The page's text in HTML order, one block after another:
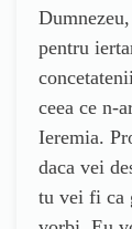
pentru
ceea ce n-
Ieremia.
daca vei
tu vei fi ca